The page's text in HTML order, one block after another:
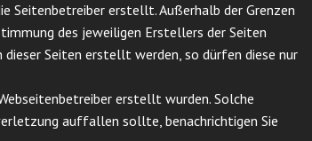
Seitenbetreiber erstellt. Außerhalb der Grenzen
des jeweiligen Erstellers der Seiten
Seiten erstellt werden, so dürfen diese nur
erstellt wurden. Solche
auffallen sollte, benachrichtigen Sie